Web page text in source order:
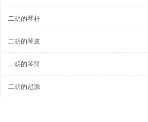
二胡的琴杆
二胡的琴皮
二胡的琴筒
二胡的起源